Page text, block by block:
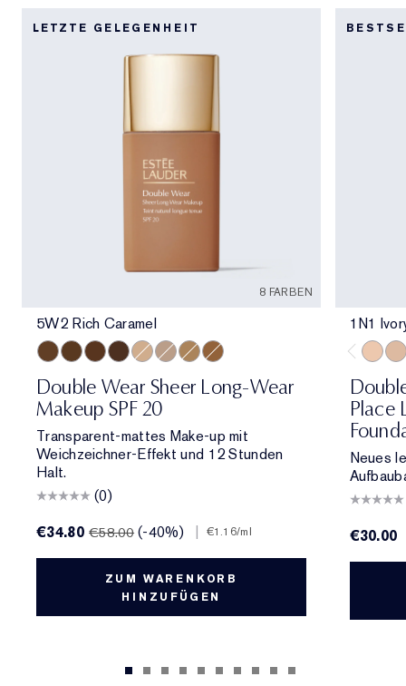
LETZTE GELEGENHEIT
8 FARBEN
5W2 Rich Caramel
Double Wear Sheer Long-Wear
Makeup SPF 20
Transparent-mattes Make-up mit
Weichzeichner-Effekt und 12 Stunden
Halt.
(0)
€34.80€58.00 (-40%) | €1.16/ml
ZUM WARENKORB
HINZUFÜGEN
1N1
Place
Neues
€30.00